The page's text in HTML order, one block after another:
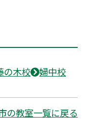
の木校
婦中校
の教室一覧に戻る